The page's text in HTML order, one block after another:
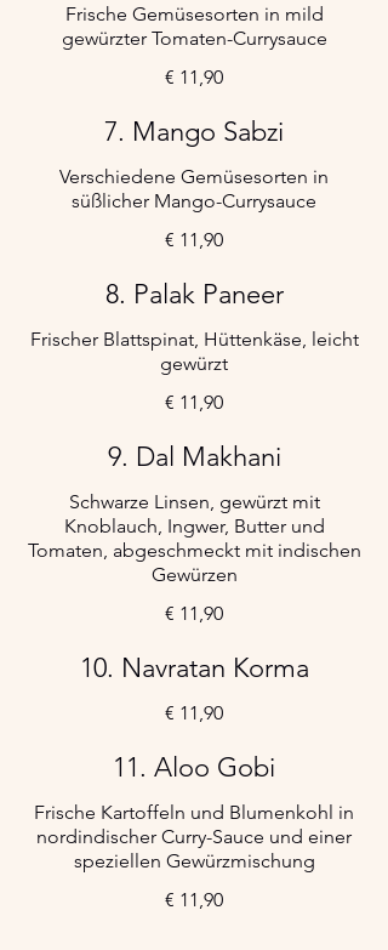
Frische Gemüsesorten in mild
gewürzter Tomaten-Currysauce
€ 11,90
7. Mango Sabzi
Verschiedene Gemüsesorten in
süßlicher Mango-Currysauce
€ 11,90
8. Palak Paneer
Frischer Blattspinat, Hüttenkäse, leicht
gewürzt
€ 11,90
9. Dal Makhani
Schwarze Linsen, gewürzt mit
Knoblauch, Ingwer, Butter und
Tomaten, abgeschmeckt mit indischen
Gewürzen
€ 11,90
10. Navratan Korma
€ 11,90
11. Aloo Gobi
Frische Kartoffeln und Blumenkohl in
nordindischer Curry-Sauce und einer
speziellen Gewürzmischung
€ 11,90